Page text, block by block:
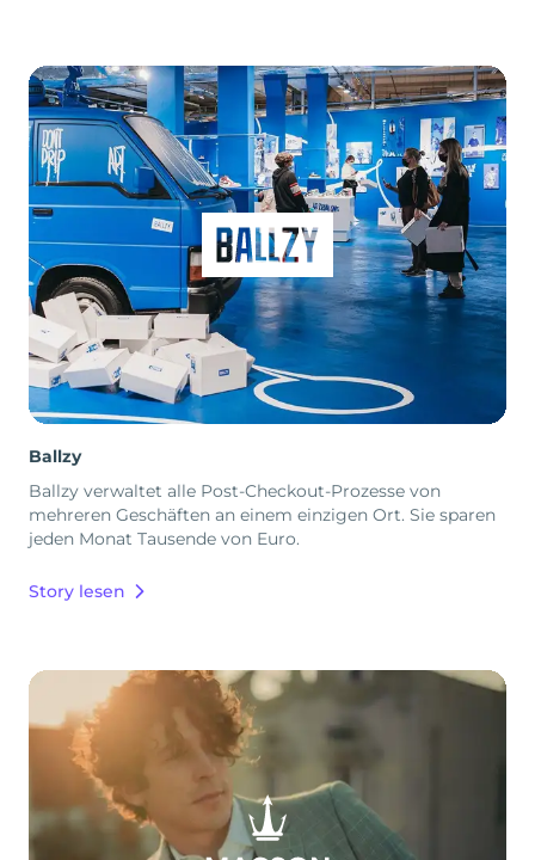
Ballzy
Ballzy verwaltet alle Post-Checkout-Prozesse von
mehreren Geschäften an einem einzigen Ort. Sie sparen
jeden Monat Tausende von Euro.
Story lesen